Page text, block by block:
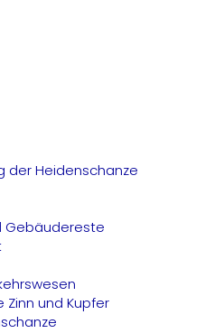
der Heidenschanze
Gebäudereste
Zinn und Kupfer